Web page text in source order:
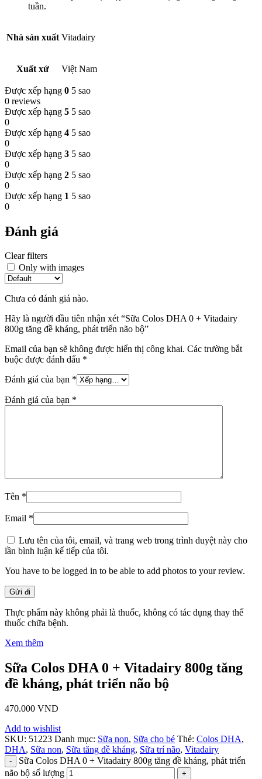
tuần.
Nhà sản xuất Vitadairy
Xuất xứ Việt Nam
Được xếp hạng 0 5 sao
0 reviews
Được xếp hạng 5 5 sao
0
Được xếp hạng 4 5 sao
0
Được xếp hạng 3 5 sao
0
Được xếp hạng 2 5 sao
0
Được xếp hạng 1 5 sao
0
Đánh giá
Clear filters
Only with images
Chưa có đánh giá nào.
Hãy là người đầu tiên nhận xét “Sữa Colos DHA 0 + Vitadairy
800g tăng đề kháng, phát triển não bộ”
Email của bạn sẽ không được hiển thị công khai. Các trường bắt
buộc được đánh dấu *
Đánh giá của bạn *
Đánh giá của bạn *
Tên *
Email *
Lưu tên của tôi, email, và trang web trong trình duyệt này cho
lần bình luận kế tiếp của tôi.
You have to be logged in to be able to add photos to your review.
Thực phẩm này không phải là thuốc, không có tác dụng thay thế
thuốc chữa bệnh.
Xem thêm
Sữa Colos DHA 0 + Vitadairy 800g tăng
đề kháng, phát triển não bộ
470.000 VND
Add to wishlist
SKU: 51223 Danh mục: Sữa non, Sữa cho bé Thẻ: Colos DHA,
DHA, Sữa non, Sữa tăng đề kháng, Sữa trí não, Vitadairy
Sữa Colos DHA 0 + Vitadairy 800g tăng đề kháng, phát triển
não bộ số lượng